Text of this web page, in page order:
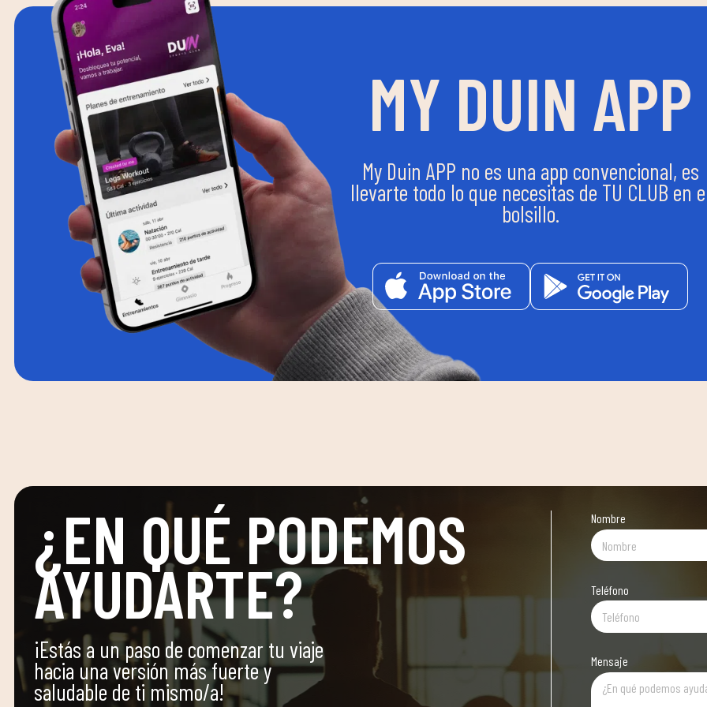
MY DUIN APP
My Duin APP no es una app convencional, es
llevarte todo lo que necesitas de TU CLUB en
bolsillo.
¿EN QUÉ PODEMOS
AYUDARTE?
¡Estás a un paso de comenzar tu viaje
hacia una versión más fuerte y
saludable de ti mismo/a!
Nombre
Teléfono
Mensaje